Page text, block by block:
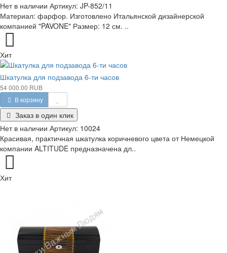
Нет в наличии Артикул: JP-852/11
Материал: фарфор. Изготовлено Итальянской дизайнерской
компанией "PAVONE" Размер: 12 см. ..
Хит
Шкатулка для подзавода 6-ти часов
54 000.00 RUB
В корзину
Заказ в один клик
Нет в наличии Артикул: 10024
Красивая, практичная шкатулка коричневого цвета от Немецкой
компании ALTITUDE предназначена дл..
Хит